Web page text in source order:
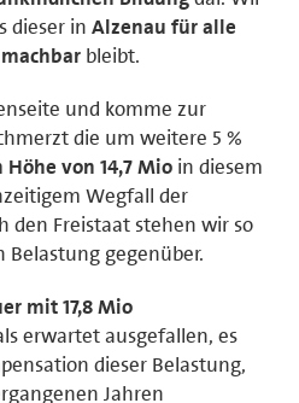
dieser in Alzenau für alle
bleibt.
und komme zur
die um weitere 5 %
von 14,7 Mio in diesem
Wegfall der
den Freistaat stehen wir so
gegenüber.
mit 17,8 Mio
erwartet ausgefallen, es
dieser Belastung,
Jahren